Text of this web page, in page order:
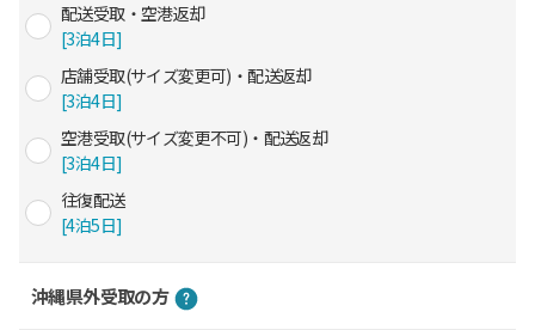
配送受取・空港返却
[3泊4日]
店舗受取(サイズ変更可)・配送返却
[3泊4日]
空港受取(サイズ変更不可)・配送返却
[3泊4日]
往復配送
[4泊5日]
沖縄県外受取の方